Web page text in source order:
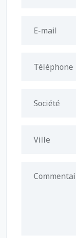
E-mail
Téléphone
Société
Ville